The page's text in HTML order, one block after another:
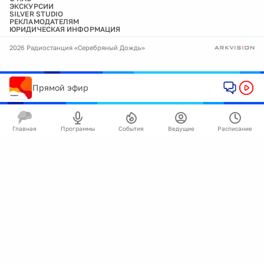
ЭКСКУРСИИ
SILVER STUDIO
РЕКЛАМОДАТЕЛЯМ
ЮРИДИЧЕСКАЯ ИНФОРМАЦИЯ
2026 Радиостанция «Серебряный Дождь»
Прямой эфир
Главная Программы События Ведущие Расписание